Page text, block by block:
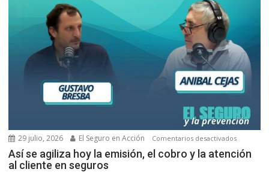
29 julio, 2026 El Seguro en Acción Comentarios desactivadosen
Así
Así se agiliza hoy la emisión, el cobro y la atención
al cliente en seguros